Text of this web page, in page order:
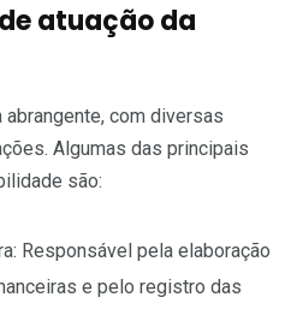
atuação da
com diversas
Algumas das principais
são:
Responsável pela elaboração
e pelo registro das